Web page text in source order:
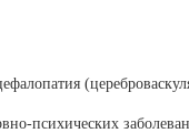
психических